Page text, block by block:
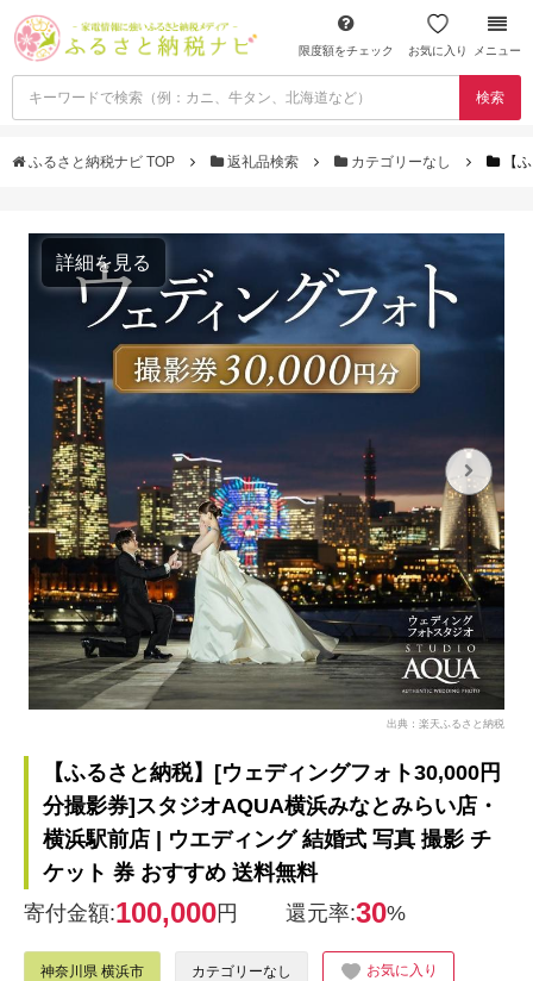
限度額をチェック お気に入り メニュー
検索
ふるさと納税ナビ TOP 返礼品検索 カテゴリーなし 【
詳細を見る
出典：楽天ふるさと納税
【ふるさと納税】[ウェディングフォト30,000円
分撮影券]スタジオAQUA横浜みなとみらい店・
横浜駅前店 | ウエディング 結婚式 写真 撮影 チ
ケット 券 おすすめ 送料無料
寄付金額:100,000円 還元率:30%
神奈川県 横浜市 カテゴリーなし お気に入り